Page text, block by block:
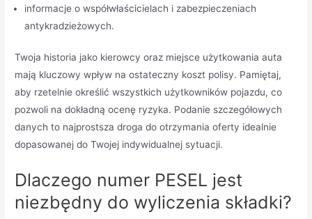
informacje o współwłaścicielach i zabezpieczeniach
antykradzieżowych.
Twoja historia jako kierowcy oraz miejsce użytkowania auta
mają kluczowy wpływ na ostateczny koszt polisy. Pamiętaj,
aby rzetelnie określić wszystkich użytkowników pojazdu, co
pozwoli na dokładną ocenę ryzyka. Podanie szczegółowych
danych to najprostsza droga do otrzymania oferty idealnie
dopasowanej do Twojej indywidualnej sytuacji.
Dlaczego numer PESEL jest
niezbędny do wyliczenia składki?